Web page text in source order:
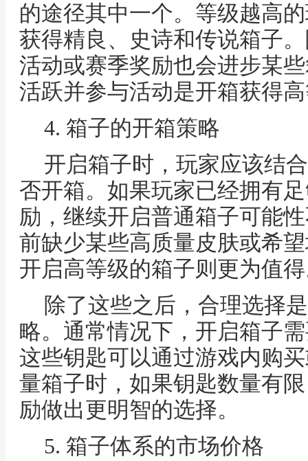
的途径其中一个。等级越高
获得精良、史诗和传说箱子
活动或赛季奖励也会进步某
活跃并参与活动是开箱获得
4. 箱子的开箱策略
开启箱子时，玩家应该结
否开箱。如果玩家已经拥有
励，继续开启普通箱子可能
前缺少某些高质量皮肤或希
开启高等级的箱子则更为值
除了这些之后，合理选择
略。通常情况下，开启箱子
这些钥匙可以通过游戏内购
量箱子时，如果钥匙数量有
励做出更明智的选择。
5. 箱子体系的市场价格